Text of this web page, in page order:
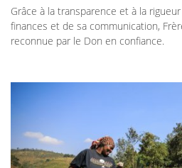
Grâce à la transparence et à la
finances et de sa communication,
reconnue par le Don en confiance.